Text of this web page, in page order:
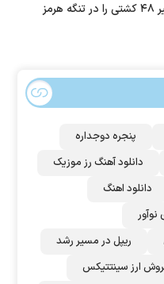
سنتکام: مسیر ۴۸ کشتی را در تنگه هرمز
پنجره دوجداره
دانلود آهنگ رز‌ موزیک
دانلود اهنگ
ریپل در مسیر رشد
ارز سینتتیکس